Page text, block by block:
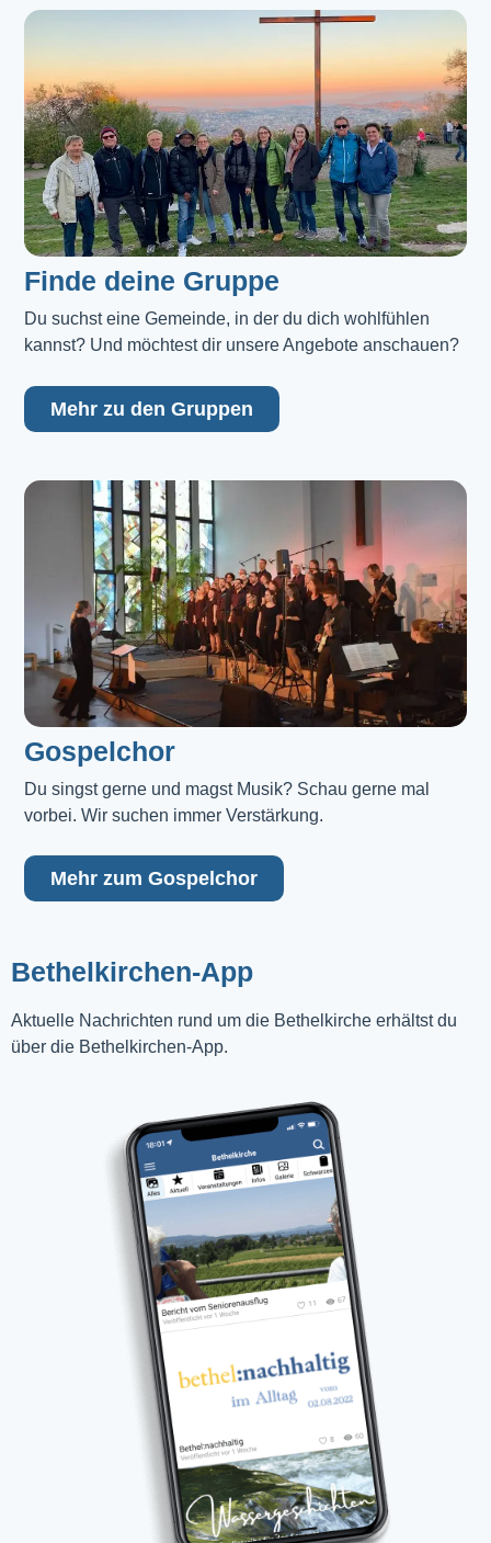
Finde deine Gruppe
Du suchst eine Gemeinde, in der du dich wohlfühlen
kannst? Und möchtest dir unsere Angebote anschauen?
Mehr zu den Gruppen
Gospelchor
Du singst gerne und magst Musik? Schau gerne mal
vorbei. Wir suchen immer Verstärkung.
Mehr zum Gospelchor
Bethelkirchen-App
Aktuelle Nachrichten rund um die Bethelkirche erhältst du
über die Bethelkirchen-App.